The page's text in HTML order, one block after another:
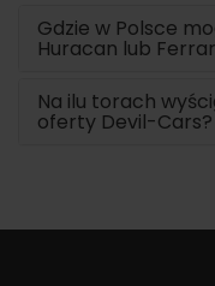
Gdzie w Polsce
Huracan lub
Na ilu torach
oferty Devil-Cars?